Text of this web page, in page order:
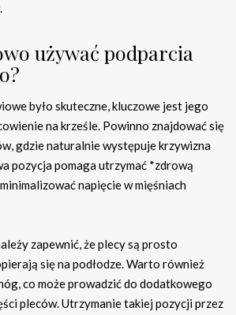
używać podparcia
było skuteczne, kluczowe jest jego
na krześle. Powinno znajdować się
gdzie naturalnie występuje krzywizna
pozycja pomaga utrzymać *zdrową
napięcie w mięśniach
zapewnić, że plecy są prosto
się na podłodze. Warto również
co może prowadzić do dodatkowego
pleców. Utrzymanie takiej pozycji przez